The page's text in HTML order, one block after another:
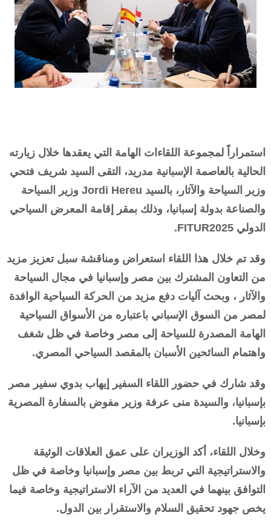
استمراراً لمجموعة اللقاءات الهامة التي يعقدها خلال زيارته
الحالية بالعاصمة الإسبانية مدريد، التقى السيد شريف فتحي
وزير السياحة والآثار، بالسيد Jordi Hereu وزير السياحة
والصناعة بدولة إسبانيا، وذلك بمقر إقامة المعرض السياحي
الدولي FITUR2025.
وقد تم خلال هذا اللقاء استعراض ومناقشة سبل تعزيز مزيد
من التعاون المشترك بين مصر وإسبانيا في مجال السياحة
والآثار ، وبحث آليات دفع مزيد من الحركة السياحية الوافدة
لمصر من السوق الإسباني باعتباره من الأسواق السياحية
الهامة المصدرة للسياحة إلى مصر وخاصة في ظل شغف
واهتمام السائحين الأسبان بالمقصد السياحي المصري.
وقد شارك في حضور اللقاء السفير إيهاب بدوي سفير مصر
بإسبانيا، والسيدة منى عرفة وزير مفوض بالسفارة المصرية
بإسبانيا.
وخلال اللقاء، أكد الوزيران على عمق العلاقات الوثيقة
والاستراتيجية التي تربط بين مصر وإسبانيا وخاصة في ظل
التوافق بينهما في العديد من الآراء الاستراتيجية وخاصة فيما
يخص جهود تحقيق السلام والاستقرار بين الدول.